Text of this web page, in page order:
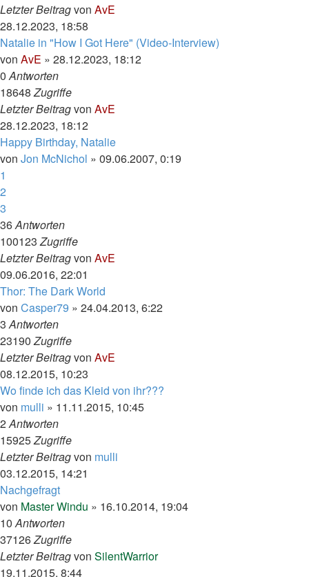
Letzter Beitragvon AvE
28.12.2023, 18:58
Natalie in "How I Got Here" (Video-Interview)
von AvE » 28.12.2023, 18:12
0Antworten
18648Zugriffe
Letzter Beitragvon AvE
28.12.2023, 18:12
Happy Birthday, Natalie
von Jon McNichol » 09.06.2007, 0:19
1
2
3
36Antworten
100123Zugriffe
Letzter Beitragvon AvE
09.06.2016, 22:01
Thor: The Dark World
von Casper79 » 24.04.2013, 6:22
3Antworten
23190Zugriffe
Letzter Beitragvon AvE
08.12.2015, 10:23
Wo finde ich das Kleid von ihr???
von mulli » 11.11.2015, 10:45
2Antworten
15925Zugriffe
Letzter Beitragvon mulli
03.12.2015, 14:21
Nachgefragt
von Master Windu » 16.10.2014, 19:04
10Antworten
37126Zugriffe
Letzter Beitragvon SilentWarrior
19.11.2015, 8:44